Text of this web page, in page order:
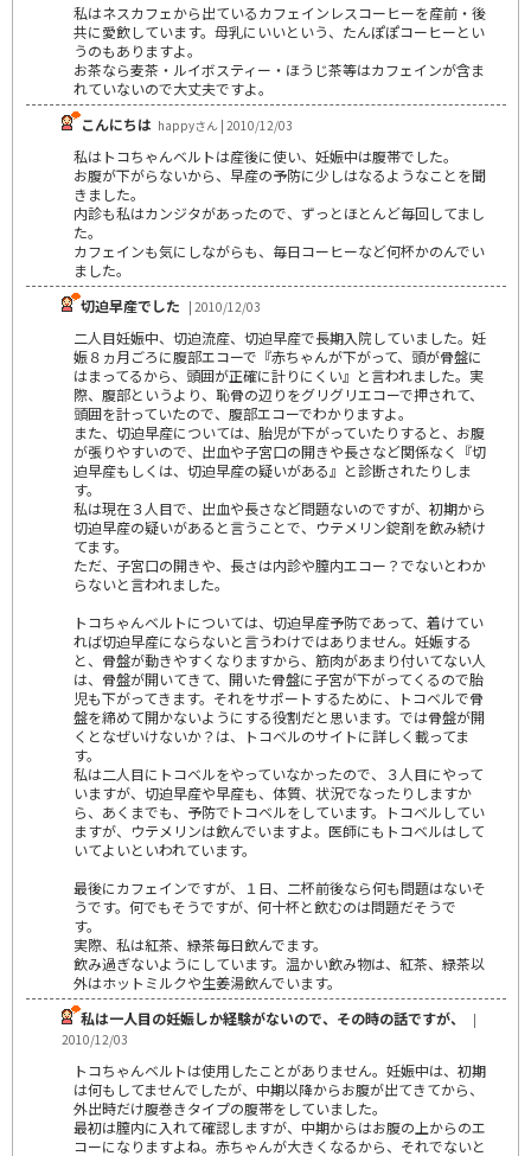
私はネスカフェから出ているカフェインレスコーヒーを産前・後
共に愛飲しています。母乳にいいという、たんぽぽコーヒーとい
うのもありますよ。
お茶なら麦茶・ルイボスティー・ほうじ茶等はカフェインが含ま
れていないので大丈夫ですよ。
こんにちは happyさん | 2010/12/03
私はトコちゃんベルトは産後に使い、妊娠中は腹帯でした。
お腹が下がらないから、早産の予防に少しはなるようなことを聞
きました。
内診も私はカンジタがあったので、ずっとほとんど毎回してまし
た。
カフェインも気にしながらも、毎日コーヒーなど何杯かのんでい
ました。
切迫早産でした | 2010/12/03
二人目妊娠中、切迫流産、切迫早産で長期入院していました。妊
娠８ヵ月ごろに腹部エコーで『赤ちゃんが下がって、頭が骨盤に
はまってるから、頭囲が正確に計りにくい』と言われました。実
際、腹部というより、恥骨の辺りをグリグリエコーで押されて、
頭囲を計っていたので、腹部エコーでわかりますよ。
また、切迫早産については、胎児が下がっていたりすると、お腹
が張りやすいので、出血や子宮口の開きや長さなど関係なく『切
迫早産もしくは、切迫早産の疑いがある』と診断されたりしま
す。
私は現在３人目で、出血や長さなど問題ないのですが、初期から
切迫早産の疑いがあると言うことで、ウテメリン錠剤を飲み続け
てます。
ただ、子宮口の開きや、長さは内診や膣内エコー？でないとわか
らないと言われました。
トコちゃんベルトについては、切迫早産予防であって、着けてい
れば切迫早産にならないと言うわけではありません。妊娠する
と、骨盤が動きやすくなりますから、筋肉があまり付いてない人
は、骨盤が開いてきて、開いた骨盤に子宮が下がってくるので胎
児も下がってきます。それをサポートするために、トコベルで骨
盤を締めて開かないようにする役割だと思います。では骨盤が開
くとなぜいけないか？は、トコベルのサイトに詳しく載ってま
す。
私は二人目にトコベルをやっていなかったので、３人目にやって
いますが、切迫早産や早産も、体質、状況でなったりしますか
ら、あくまでも、予防でトコベルをしています。トコベルしてい
ますが、ウテメリンは飲んでいますよ。医師にもトコベルはして
いてよいといわれています。
最後にカフェインですが、１日、二杯前後なら何も問題はないそ
うです。何でもそうですが、何十杯と飲むのは問題だそうで
す。
実際、私は紅茶、緑茶毎日飲んでます。
飲み過ぎないようにしています。温かい飲み物は、紅茶、緑茶以
外はホットミルクや生姜湯飲んでいます。
私は一人目の妊娠しか経験がないので、その時の話ですが、
|
2010/12/03
トコちゃんベルトは使用したことがありません。妊娠中は、初期
は何もしてませんでしたが、中期以降からお腹が出てきてから、
外出時だけ腹巻きタイプの腹帯をしていました。
最初は膣内に入れて確認しますが、中期からはお腹の上からのエ
コーになりますよね。赤ちゃんが大きくなるから、それでないと